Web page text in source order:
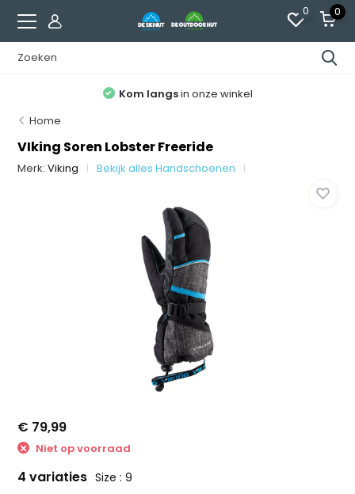
0 0
Kom langsin onze winkel
Home
VIking Soren Lobster Freeride
Merk:Viking Bekijk alles Handschoenen
€ 79,99
Niet op voorraad
4 variaties Size : 9